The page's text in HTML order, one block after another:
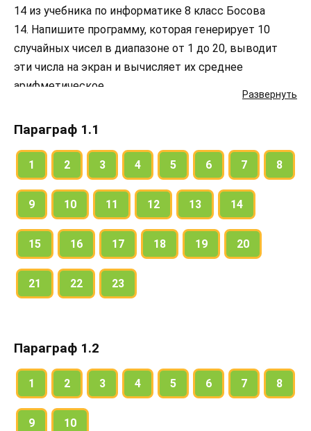
Развернуть
14 из учебника по информатике 8 класс Босова
14. Напишите программу, которая генерирует 10
случайных чисел в диапазоне от 1 до 20, выводит
эти числа на экран и вычисляет их среднее
арифметическое.
Параграф 1.1
1 2 3 4 5 6 7 8
9 10 11 12 13 14
15 16 17 18 19 20
21 22 23
Параграф 1.2
1 2 3 4 5 6 7 8
9 10